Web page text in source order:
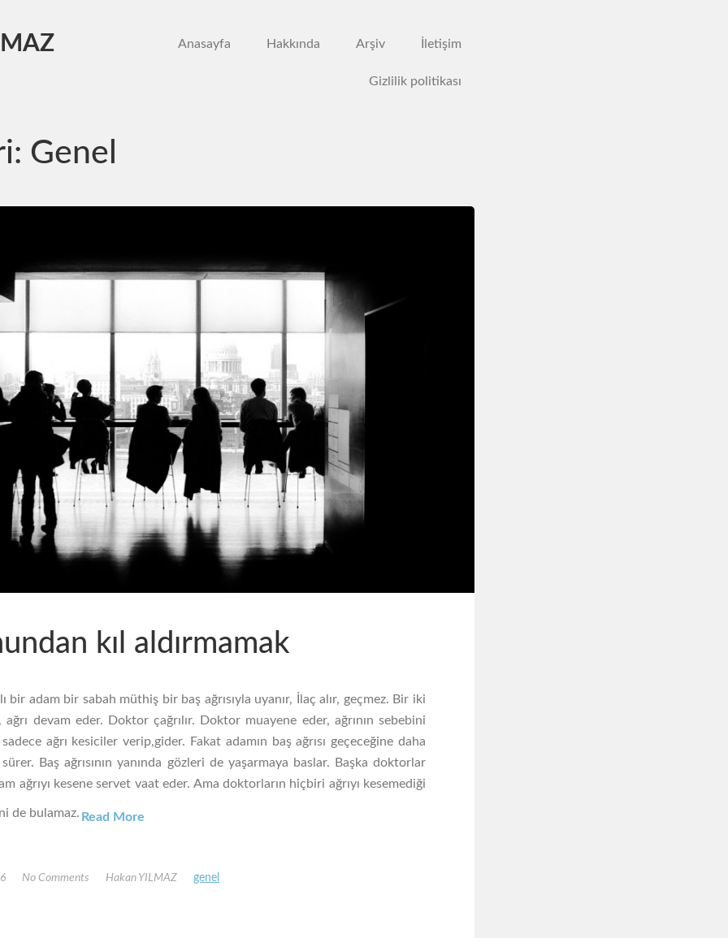
Anasayfa Hakkında Arşiv İletişim
Gizlilik politikası
Genel
kıl aldırmamak
bir adam bir sabah müthiş bir baş ağrısıyla uyanır, İlaç alır, geçmez. Bir iki
ağrı devam eder. Doktor çağrılır. Doktor muayene eder, ağrının sebebini
ağrı kesiciler verip,gider. Fakat adamın baş ağrısı geçeceğine daha
Baş ağrısının yanında gözleri de yaşarmaya baslar. Başka doktorlar
ağrıyı kesene servet vaat eder. Ama doktorların hiçbiri ağrıyı kesemediği
de bulamaz. Read More
No Comments Hakan YILMAZ genel